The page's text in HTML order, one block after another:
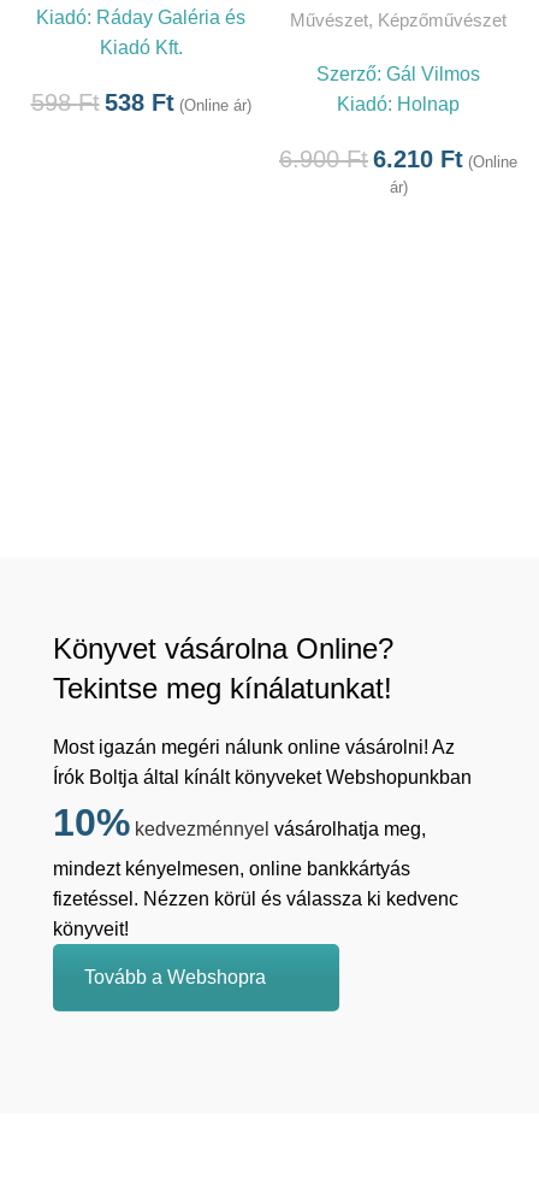
Kiadó: Ráday Galéria és
Kiadó Kft.
598Ft 538 Ft (Online ár)
Művészet, Képzőművészet
Szerző: Gál Vilmos
Kiadó: Holnap
6.900Ft6.210 Ft (Online
ár)
Könyvet vásárolna Online?
Tekintse meg kínálatunkat!
Most igazán megéri nálunk online vásárolni! Az
Írók Boltja által kínált könyveket Webshopunkban
10% kedvezménnyel vásárolhatja meg,
mindezt kényelmesen, online bankkártyás
fizetéssel. Nézzen körül és válassza ki kedvenc
könyveit!
Tovább a Webshopra